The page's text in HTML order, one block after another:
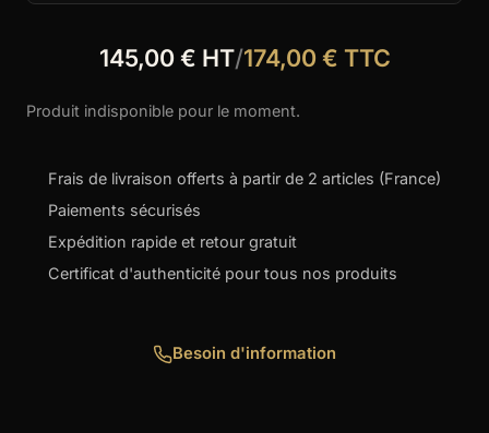
145,00 € HT/174,00 € TTC
Produit indisponible pour le moment.
Frais de livraison offerts à partir de 2 articles (France)
Paiements sécurisés
Expédition rapide et retour gratuit
Certificat d'authenticité pour tous nos produits
Besoin d'information